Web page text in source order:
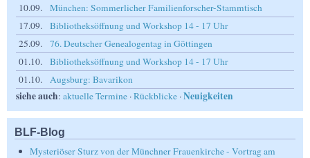
10.09.
München: Sommerlicher Familienforscher-Stammtisch
17.09.
Bibliotheksöffnung und Workshop 14 - 17 Uhr
25.09.
76. Deutscher Genealogentag in Göttingen
01.10.
Bibliotheksöffnung und Workshop 14 - 17 Uhr
01.10.
Augsburg: Bavarikon
siehe auch: aktuelle Termine ·Rückblicke ·Neuigkeiten
BLF-Blog
Mysteriöser Sturz von der Münchner Frauenkirche - Vortrag am